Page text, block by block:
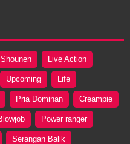
Shounen Live Action
Upcoming Life
Pria Dominan Creampie
Power ranger
Serangan Balik